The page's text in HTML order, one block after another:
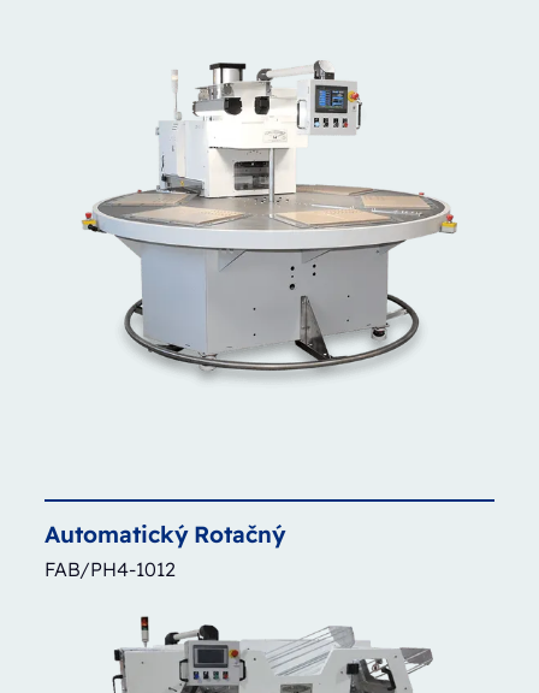
Automatický Rotačný
FAB/PH4-1012